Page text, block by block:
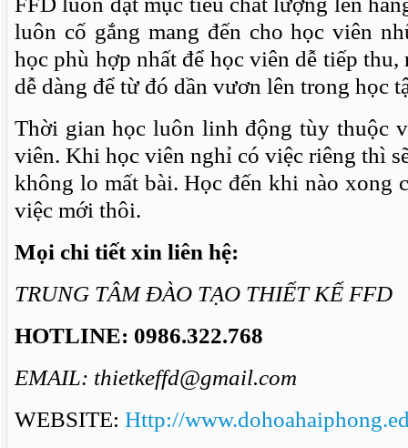
luôn cố gắng mang đến cho học viên
học phù hợp nhất để học viên dễ tiếp thu,
dễ dàng để từ đó dần vươn lên trong học
Thời gian học luôn linh động tùy thuộc
viên. Khi học viên nghỉ có việc riêng thì
không lo mất bài. Học đến khi nào xong
việc mới thôi.
Mọi chi tiết xin liên hệ:
TRUNG TÂM ĐÀO TẠO THIẾT KẾ FFD
HOTLINE: 0986.322.768
EMAIL: thietkeffd@gmail.com
WEBSITE: Http://